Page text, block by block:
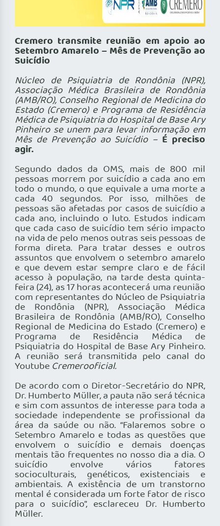
Cremero transmite reunião em apoio ao
Setembro Amarelo – Mês de Prevenção ao
Suicídio
Núcleo de Psiquiatria de Rondônia (NPR),
Associação Médica Brasileira de Rondônia
(AMB/RO), Conselho Regional de Medicina do
Estado (Cremero) e Programa de Residência
Médica de Psiquiatria do Hospital de Base Ary
Pinheiro se unem para levar informação em
Mês de Prevenção ao Suicídio – É preciso
agir.
Segundo dados da OMS, mais de 800 mil
pessoas morrem por suicídio a cada ano em
todo o mundo, o que equivale a uma morte a
cada 40 segundos. Por isso, milhões de
pessoas são afetadas por casos de suicídio a
cada ano, incluindo o luto. Estudos indicam
que cada caso de suicídio tem sério impacto
na vida de pelo menos outras seis pessoas de
forma direta. Para tratar desses e outros
assuntos que envolvem o setembro amarelo
e que devem estar sempre claro e de fácil
acesso à população, na tarde desta quinta-
feira (24), as 17 horas acontecerá uma reunião
com representantes do Núcleo de Psiquiatria
de Rondônia (NPR), Associação Médica
Brasileira de Rondônia (AMB/RO), Conselho
Regional de Medicina do Estado (Cremero) e
Programa de Residência Médica de
Psiquiatria do Hospital de Base Ary Pinheiro.
A reunião será transmitida pelo canal do
Youtube Cremerooficial.
De acordo com o Diretor-Secretário do NPR,
Dr. Humberto Müller, a pauta não será técnica
e sim com assuntos de interesse para toda a
sociedade independente se profissional da
área da saúde ou não. “Falaremos sobre o
Setembro Amarelo e todas as questões que
envolvem o suicídio e demais doenças
mentais tão frequentes no nosso dia a dia. O
suicídio envolve vários fatores
socioculturais, genéticos, existenciais e
ambientais. A existência de um transtorno
mental é considerada um forte fator de risco
para o suicídio”, esclareceu Dr. Humberto
Müller.